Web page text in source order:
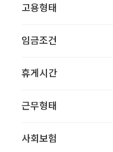
고용형태
임금조건
휴게시간
근무형태
사회보험